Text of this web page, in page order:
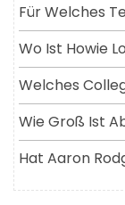
Für Welches
Wo Ist Howie
Welches
Wie Groß Ist
Hat Aaron